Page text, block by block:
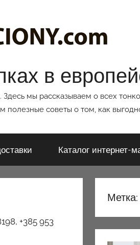
в
мы рассказываем о всех
советы о том, как
Каталог интернет-
Метка:
+385 953